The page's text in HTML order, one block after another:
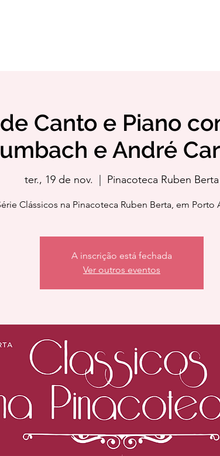
Canto e Piano
e André
ter., 19 de nov.
  |
Pinacoteca Ruben Berta
Clássicos na Pinacoteca Ruben Berta, em Porto
A inscrição está fechada
Ver outros eventos